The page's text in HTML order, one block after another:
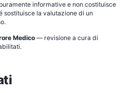
informative e non costituisce
sostituisce la valutazione di un
Medico — revisione a cura di